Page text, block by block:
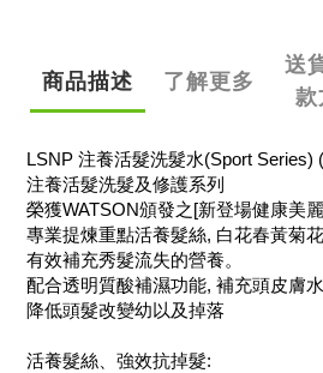
商品描述 了解更多
送
款
LSNP 注養活髮洗髮水(Sport Series)
注養活髮洗髮及修護系列
榮獲WATSON頒發之[新登場健康美
專業提煉重點活養髮絲, 白花春黃菊
有效補充秀髮流失的營養。
配合透明質酸補濕功能, 補充頭皮膚
降低頭髮改變幼以及掉落
活養髮絲、強效抗掉髮: